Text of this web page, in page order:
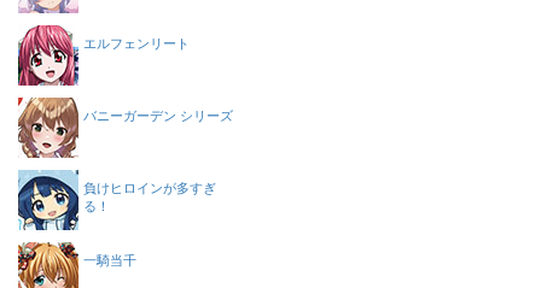
エルフェンリート
バニーガーデン シリーズ
負けヒロインが多すぎ
る！
一騎当千